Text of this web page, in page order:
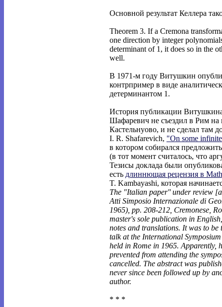
Основной результат Келлера
Theorem 3. If a Cremona
one direction by integer
determinant of 1, it does so in the
well.
В 1971-м году Витушкин
контрпример в виде
детерминантом 1.
История публикации
Шафаревич не съездил в Рим
Кастельнуово, и не сделал там
I. R. Shafarevich, "On some
в котором собирался
(в тот момент считалось, что
Тезисы доклада были
есть длиннющая рецензия в
T. Kambayashi, которая
The "Italian paper'' under review
Atti Simposio Internazionale di
1965), pp. 208-212, Cremonese,
master's sole publication in
notes and translations. It was to be
talk at the International
held in Rome in 1965. Apparently,
prevented from attending the
cancelled. The abstract was
never since been followed up by
author.
* * *